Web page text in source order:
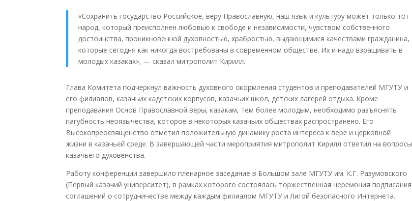
«Сохранить государство Российское, веру Православную, наш язык и культуру может только тот
народ, который преисполнен любовью к свободе и независимости, чувством собственного
достоинства, проникновенной духовностью, храбростью, выдающимися качествами гражданина,
которые сегодня как никогда востребованы в современном обществе. Их и надо взращивать в
молодых казаках», — сказал митрополит Кирилл.
Глава Комитета подчеркнул важность духовного окормления студентов и преподавателей МГУТУ и
его филиалов, казачьих кадетских корпусов, казачьих школ, детских лагерей отдыха. Кроме
преподавания Основ Православной веры, казакам, тем более молодым, необходимо разъяснять
пагубность неоязычества, которое в некоторых казачьих обществах распространено. Его
Высокопреосвященство отметил положительную динамику роста интереса к вере и церковной
жизни в казачьей среде. В завершающей части мероприятия митрополит Кирилл ответил на вопросы
казачьего духовенства.
Работу конференции завершило пленарное заседание в Большом зале МГУТУ им. К.Г. Разумовского
(Первый казачий университет), в рамках которого состоялась торжественная церемония подписания
соглашений о сотрудничестве между каждым филиалом МГУТУ и Лигой безопасного Интернета.